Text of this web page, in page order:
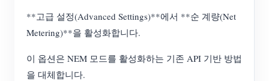
**고급 설정(Advanced Settings)**에서 **순 계량(Net
Metering)**을 활성화합니다.
이 옵션은 NEM 모드를 활성화하는 기존 API 기반 방법
을 대체합니다.